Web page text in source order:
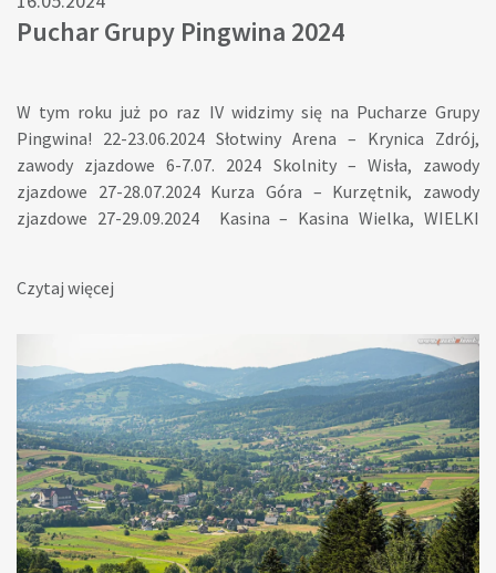
Puchar Grupy Pingwina 2024
W tym roku już po raz IV widzimy się na Pucharze Grupy
Pingwina! 22-23.06.2024 Słotwiny Arena – Krynica Zdrój,
zawody zjazdowe 6-7.07. 2024 Skolnity – Wisła, zawody
zjazdowe 27-28.07.2024 Kurza Góra – Kurzętnik, zawody
zjazdowe 27-29.09.2024 Kasina – Kasina Wielka, WIELKI
informacje i link do zapisów znajdują się tutaj. WYNIKI
Czytaj więcej